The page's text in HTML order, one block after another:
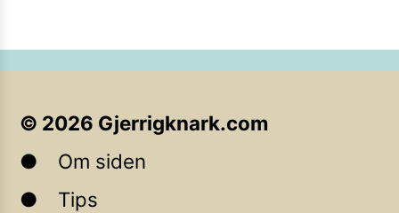
© 2026 Gjerrigknark.com
Om siden
Tips